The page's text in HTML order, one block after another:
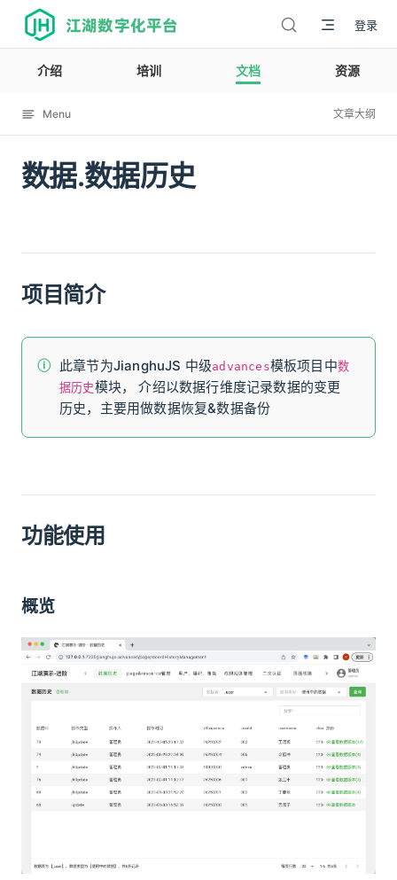
江湖数字化平台 登录
介绍 培训 文档 资源
Menu 文章大纲
数据.数据历史
12003
项目简介
此章节为JianghuJS 中级advances模板项目中数
据历史模块， 介绍以数据行维度记录数据的变更
历史，主要用做数据恢复&数据备份
功能使用
概览